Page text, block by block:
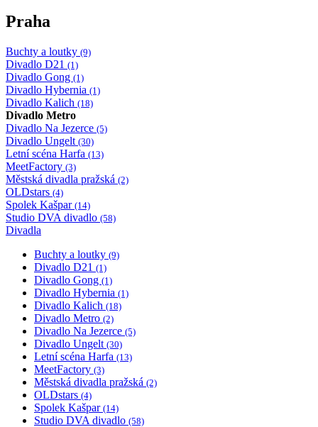
Praha
Buchty a loutky (9)
Divadlo D21 (1)
Divadlo Gong (1)
Divadlo Hybernia (1)
Divadlo Kalich (18)
Divadlo Metro
Divadlo Na Jezerce (5)
Divadlo Ungelt (30)
Letní scéna Harfa (13)
MeetFactory (3)
Městská divadla pražská (2)
OLDstars (4)
Spolek Kašpar (14)
Studio DVA divadlo (58)
Divadla
Buchty a loutky (9)
Divadlo D21 (1)
Divadlo Gong (1)
Divadlo Hybernia (1)
Divadlo Kalich (18)
Divadlo Metro (2)
Divadlo Na Jezerce (5)
Divadlo Ungelt (30)
Letní scéna Harfa (13)
MeetFactory (3)
Městská divadla pražská (2)
OLDstars (4)
Spolek Kašpar (14)
Studio DVA divadlo (58)